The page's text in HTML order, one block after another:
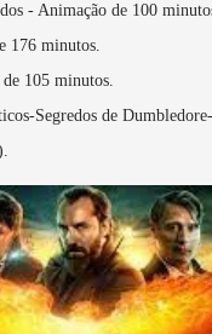
- Animação de 100
176 minutos.
105 minutos.
Segredos de